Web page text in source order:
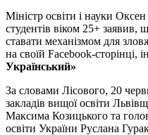
Міністр освіти і науки
студентів віком 25+
ставати механізмом для
на своїй Facebook-сторінці,
Український»
За словами Лісового, 20
закладів вищої освіти
Максима Козицького та
освіти України Руслана